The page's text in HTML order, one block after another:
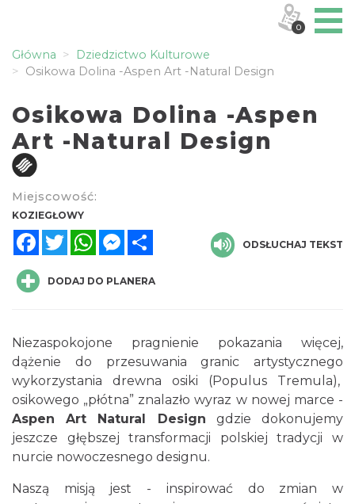
Główna
Dziedzictwo Kulturowe
Osikowa Dolina -Aspen Art -Natural Design
Osikowa Dolina -Aspen
Art -Natural Design
Miejscowość:
KOZIEGŁOWY
FacebookTwitterWhatsAppMessenger
ODSŁUCHAJ TEKST
DODAJ DO PLANERA
Niezaspokojone pragnienie pokazania więcej,
dążenie do przesuwania granic artystycznego
wykorzystania drewna osiki (Populus Tremula),
osikowego „płótna” znalazło wyraz w nowej marce -
Aspen Art Natural Design gdzie dokonujemy
jeszcze głębszej transformacji polskiej tradycji w
nurcie nowoczesnego designu.
Naszą misją jest - inspirować do zmian w
0